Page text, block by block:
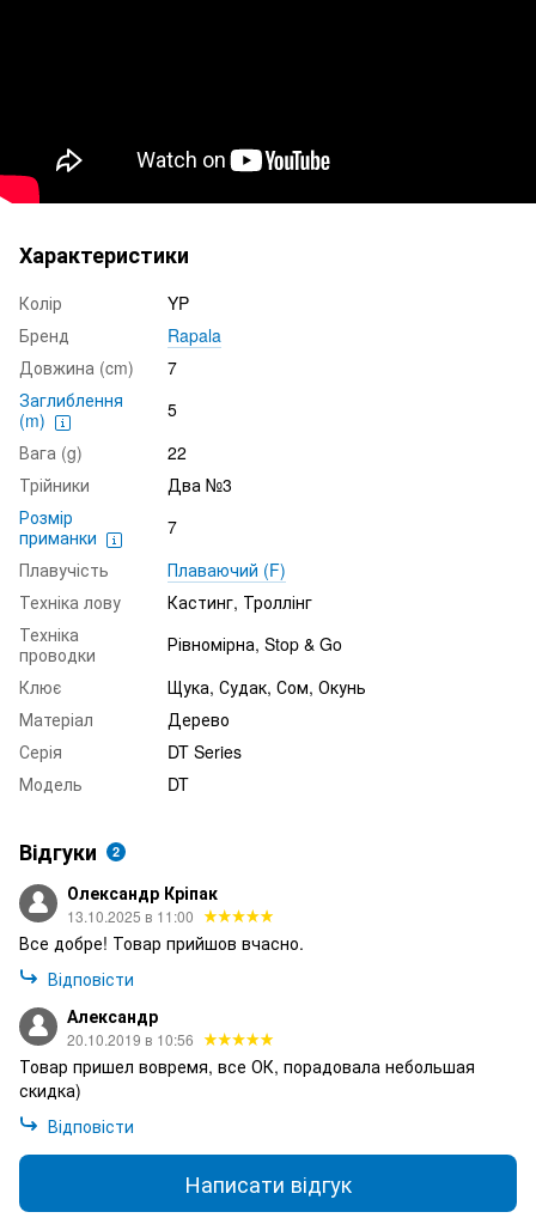
Характеристики
Колір
YP
Бренд
Rapala
Довжина (cm)
7
Заглиблення
(m)
5
Вага (g)
22
Трійники
Два №3
Розмір
приманки
7
Плавучість
Плаваючий (F)
Техніка лову
Кастинг, Троллінг
Техніка
проводки
Рівномірна, Stop & Go
Клює
Щука, Судак, Сом, Окунь
Матеріал
Дерево
Серія
DT Series
Модель
DT
Відгуки 2
Олександр Кріпак
13.10.2025 в 11:00
Все добре! Товар прийшов вчасно.
Відповісти
Александр
20.10.2019 в 10:56
Товар пришел вовремя, все ОК, порадовала небольшая
скидка)
Відповісти
Написати відгук